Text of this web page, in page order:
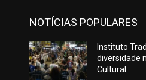
NOTÍCIAS POPULARES
Instituto
diversidade
Cultural